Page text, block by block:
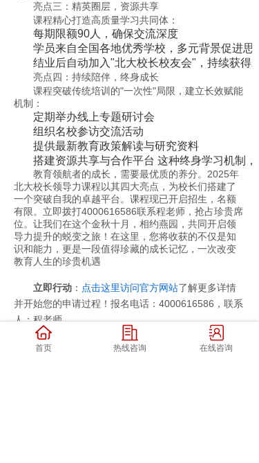
亮点三：精英圈层，资源共享
课程精心打造高质量学习共同体：
每期限额90人，确保交流深度
学员来自全国各地优秀学校，多元背景促进思
结业后自动加入"北大校长校友会"，持续获得
亮点四：持续陪伴，终身成长
课程突破传统培训的"一次性"局限，建立长效赋能
机制：
定期举办线上专题研讨会
组织名校参访交流活动
提供最新教育政策解读与研究资料
搭建资源共享与合作平台 这种终身学习机制
教育领航者的成长，需要最优质的养分。2025年
北大校长领导力课程以其四大亮点，为校长们搭建了
一个突破自我的卓越平台。课程现已开启招生，名额
有限。立即拨打4000616586联系程老师，抢占珍贵席
位。让我们在这个金秋十月，相约燕园，共同开启领
导力提升的蜕变之旅！在这里，您将收获的不仅是知
识和能力，更是一段值得珍藏的成长记忆，一次改变
教育人生的珍贵机遇
立即行动 ： 点击这里访问官方网站了解更多详情
并开始您的申请过程！报名电话：4000616586，联系
人：程老师
首页 热线咨询 在线咨询